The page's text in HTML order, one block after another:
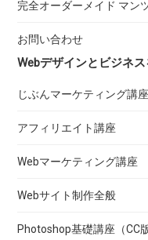
完全オーダーメイド マン
お問い合わせ
Webデザインとビジネ
じぶんマーケティング講座
アフィリエイト講座
Webマーケティング講座
Webサイト制作全般
Photoshop基礎講座（CC版